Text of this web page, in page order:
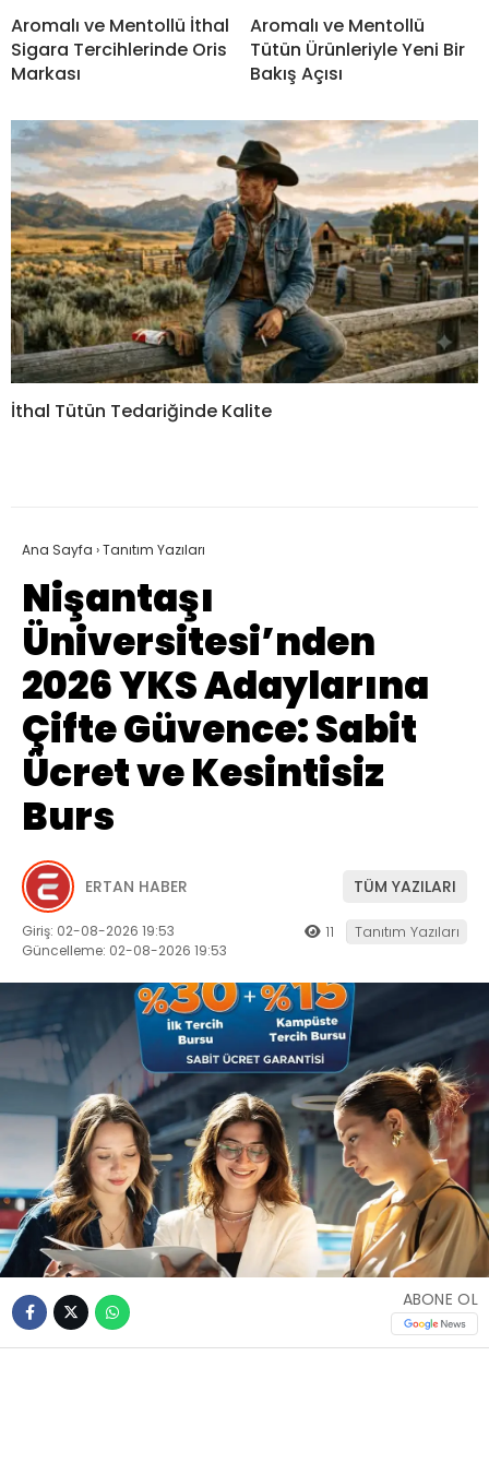
Aromalı ve Mentollü İthal
Sigara Tercihlerinde Oris
Markası
Aromalı ve Mentollü
Tütün Ürünleriyle Yeni Bir
Bakış Açısı
İthal Tütün Tedariğinde Kalite
Ana Sayfa ›Tanıtım Yazıları
Nişantaşı
Üniversitesi’nden
2026 YKS Adaylarına
Çifte Güvence: Sabit
Ücret ve Kesintisiz
Burs
ERTAN HABER TÜM YAZILARI
Giriş: 02-08-2026 19:53
Güncelleme: 02-08-2026 19:53
11 Tanıtım Yazıları
ABONE OL